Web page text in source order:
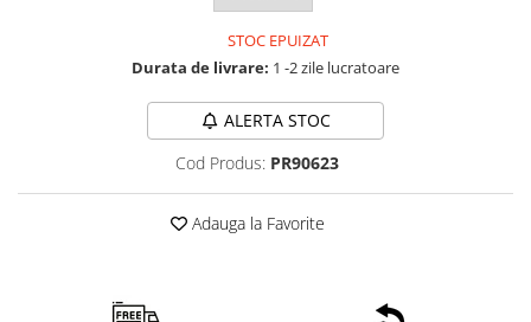
STOC EPUIZAT
Durata de livrare: 1 -2 zile lucratoare
ALERTA STOC
Cod Produs: PR90623
Adauga la Favorite